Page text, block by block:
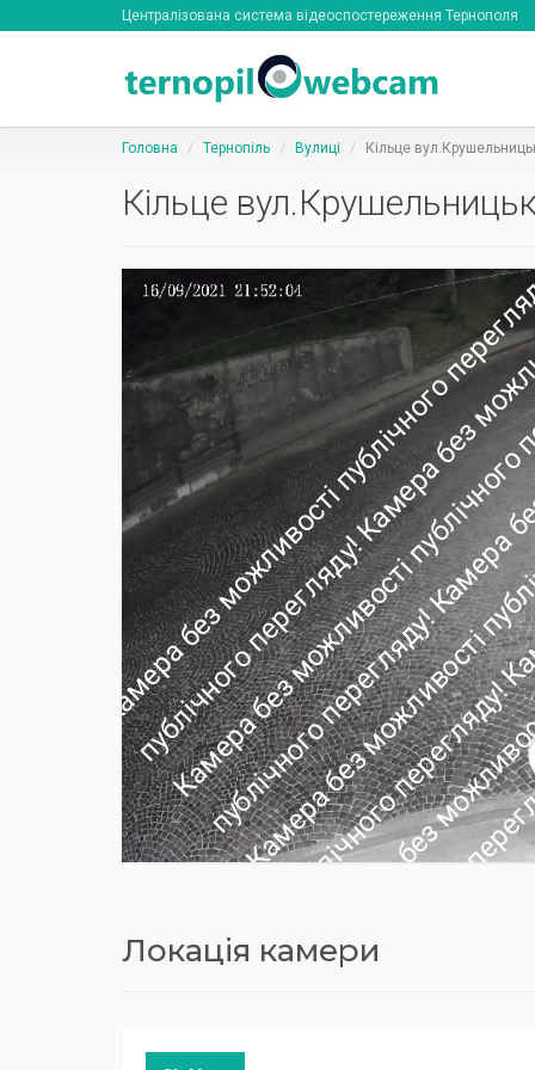
Централізована система відеоспостереження Тернополя
Головна Тернопіль Вулиці Кільце
Кільце
Локація камери